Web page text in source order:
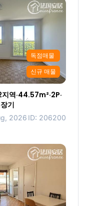
독점매물
신규 매물
역·44.57m²·2P·
기
2026 ID: 206200